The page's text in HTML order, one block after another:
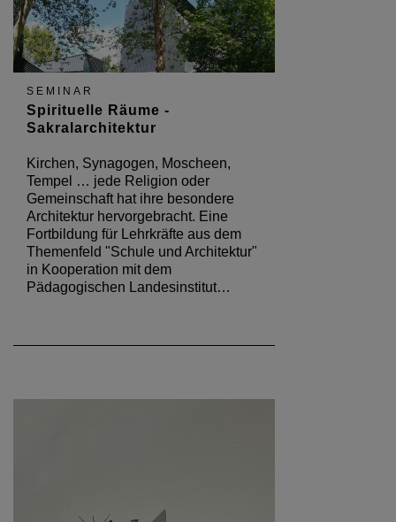
SEMINAR
Spirituelle Räume -
Sakralarchitektur
Kirchen, Synagogen, Moscheen,
Tempel … jede Religion oder
Gemeinschaft hat ihre besondere
Architektur hervorgebracht. Eine
Fortbildung für Lehrkräfte aus dem
Themenfeld "Schule und Architektur"
in Kooperation mit dem
Pädagogischen Landesinstitut…